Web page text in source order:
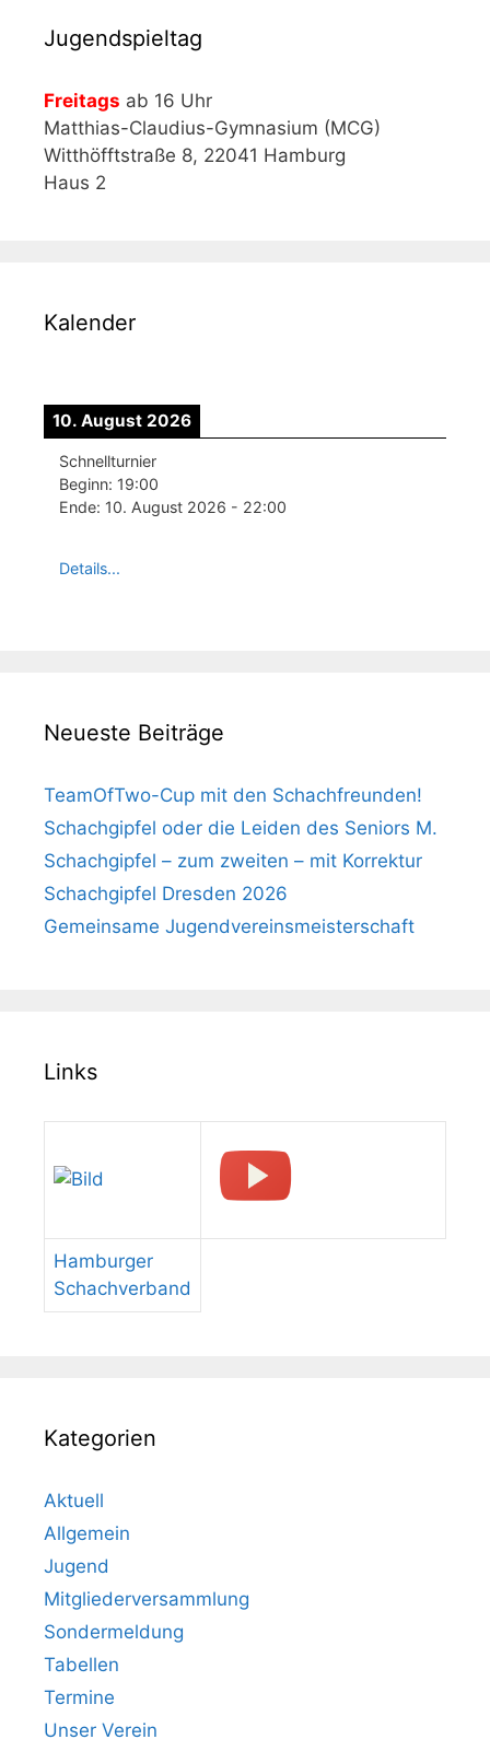
Jugendspieltag
Freitags ab 16 Uhr
Matthias-Claudius-Gymnasium (MCG)
Witthöfftstraße 8, 22041 Hamburg
Haus 2
Kalender
10. August 2026
Schnellturnier
Beginn: 19:00
Ende: 10. August 2026 - 22:00
Details...
Neueste Beiträge
TeamOfTwo-Cup mit den Schachfreunden!
Schachgipfel oder die Leiden des Seniors M.
Schachgipfel – zum zweiten – mit Korrektur
Schachgipfel Dresden 2026
Gemeinsame Jugendvereinsmeisterschaft
Links
Hamburger
Schachverband
Kategorien
Aktuell
Allgemein
Jugend
Mitgliederversammlung
Sondermeldung
Tabellen
Termine
Unser Verein